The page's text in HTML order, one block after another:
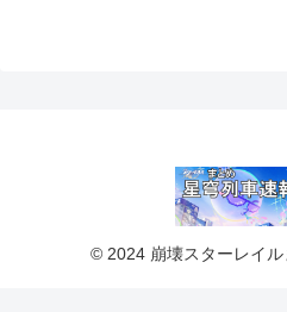
© 2024 崩壊スターレイル